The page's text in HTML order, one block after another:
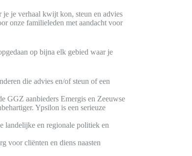
je verhaal kwijt kon, steun en advies
onze familieleden met aandacht voor
op bijna elk gebied waar je
die advies en/of steun of een
GGZ aanbieders Emergis en Zeeuwse
Ypsilon is een serieuze
landelijke en regionale politiek en
voor cliënten en diens naasten